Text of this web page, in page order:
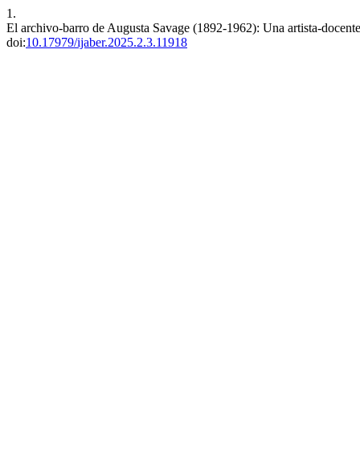
1.
El archivo-barro de Augusta Savage (1892-1962): Una artista-
doi:10.17979/ijaber.2025.2.3.11918